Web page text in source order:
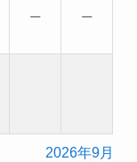
− −
2026年9月